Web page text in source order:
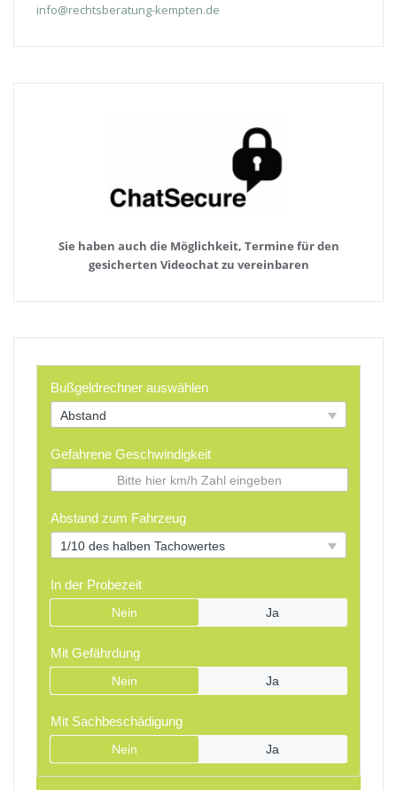
info@rechtsberatung-kempten.de
Sie haben auch die Möglichkeit, Termine für den
gesicherten Videochat zu vereinbaren